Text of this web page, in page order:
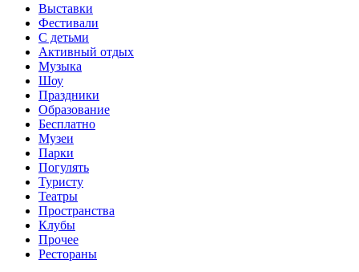
Выставки
Фестивали
С детьми
Активный отдых
Музыка
Шоу
Праздники
Образование
Бесплатно
Музеи
Парки
Погулять
Туристу
Театры
Пространства
Клубы
Прочее
Рестораны